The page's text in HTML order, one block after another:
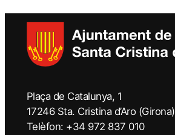
Plaça de Catalunya, 1
17246 Sta. Cristina d’Aro (Girona)
Telèfon: +34 972 837 010